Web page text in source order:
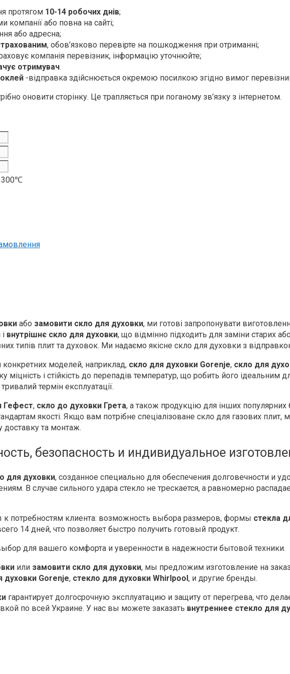
протягом 10-14 робочих днів;
компанії або повна на сайті;
або адресна;
, обов’язково перевірте на пошкодження при отриманні;
компанія перевізник, інформацію уточнюйте;
отримувач.
-відправка здійснюється окремою посилкою згідно вимог
оновити сторінку. Це трапляється при поганому зв’язку з інтернетом.
300℃
або замовити скло для духовки, ми готові запропонувати
і внутрішнє скло для духовки, що відмінно підходить для заміни старих
типів плит та духовок. Ми надаємо якісне скло для духовки з
моделей, наприклад, скло для духовки Gorenje, скло для
міцність і стійкість до перепадів температур, що робить його
термін експлуатації.
Гефест, скло до духовки Грета, а також продукцію для інших
якості. Якщо вам потрібне спеціалізоване скло для газових
та монтаж.
безопасность и индивидуальное
для духовки, созданное специально для обеспечения долговечности и
В случае сильного удара стекло не трескается, а равномерно
потребностям клиента: возможность выбора размеров, формы стекла
14 дней, что позволяет быстро получить готовый продукт.
для вашего комфорта и уверенности в надежности бытовой техники.
или замовити скло для духовки, мы предложим изготовление на
духовки Gorenje, стекло для духовки Whirlpool, и другие бренды.
гарантирует долгосрочную эксплуатацию и защиту от перегрева, что
по всей Украине. У нас вы можете заказать внутреннее стекло для